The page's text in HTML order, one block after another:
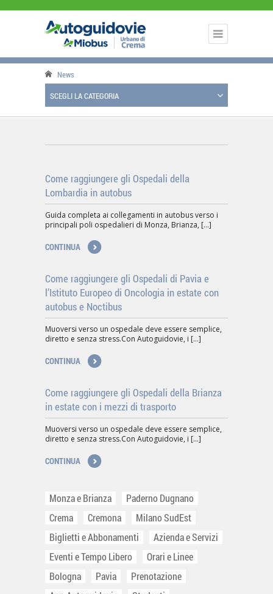
News
SCEGLI LA CATEGORIA
Come raggiungere gli Ospedali della
Lombardia in autobus
Guida completa ai collegamenti in autobus verso i
principali poli ospedalieri di Monza, Brianza, [...]
CONTINUA
Come raggiungere gli Ospedali di Pavia e
l’Istituto Europeo di Oncologia in estate con
autobus e Noctibus
Muoversi verso un ospedale deve essere semplice,
diretto e senza stress.Con Autoguidovie, i [...]
CONTINUA
Come raggiungere gli Ospedali della Brianza
in estate con i mezzi di trasporto
Muoversi verso un ospedale deve essere semplice,
diretto e senza stress.Con Autoguidovie, i [...]
CONTINUA
Monza e Brianza
Paderno Dugnano
Crema
Cremona
Milano SudEst
Biglietti e Abbonamenti
Azienda e Servizi
Eventi e Tempo Libero
Orari e Linee
Bologna
Pavia
Prenotazione